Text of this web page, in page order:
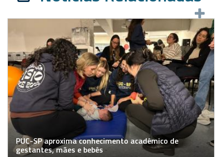
PUC-SP aproxima conhecimento acadêmico de
gestantes, mães e bebês